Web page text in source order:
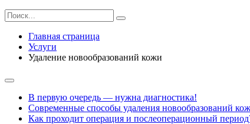
Главная страница
Услуги
Удаление новообразований кожи
В первую очередь — нужна диагностика!
Современные способы удаления новообразований
Как проходит операция и послеоперационный